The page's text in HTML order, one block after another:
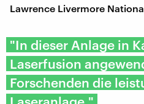
Lawrence Livermore
"In dieser Anlage in
Laserfusion
Forschenden die